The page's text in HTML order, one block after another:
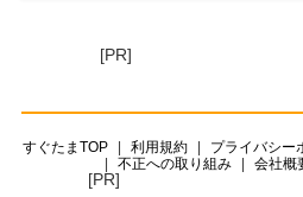
[PR]
すぐたまTOP 利用規約 プライバシー
不正への取り組み
会社概
[PR]